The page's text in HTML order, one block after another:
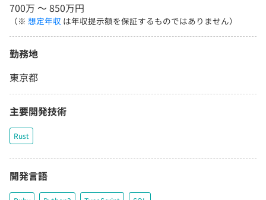
700万 〜 850万円
（※ 想定年収 は年収提示額を保証するものではありません）
勤務地
東京都
主要開発技術
Rust
開発言語